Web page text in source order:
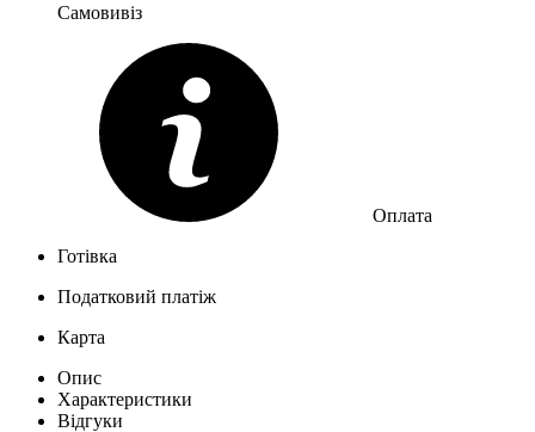
Самовивіз
Оплата
Готівка
Податковий платіж
Карта
Опис
Характеристики
Відгуки